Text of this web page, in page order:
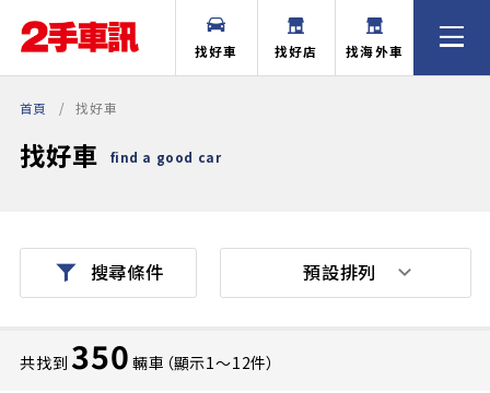
找好車 找好店 找海外車
首頁 找好車
找好車 find a good car
搜尋條件
共找到 350 輛車（顯示1〜12件）
預設排列